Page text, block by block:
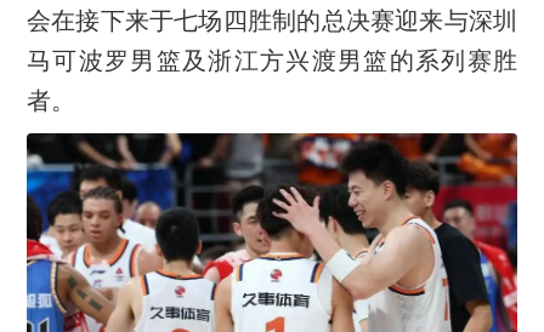
会在接下来于七场四胜制的总决赛迎来与深圳
马可波罗男篮及浙江方兴渡男篮的系列赛胜
者。